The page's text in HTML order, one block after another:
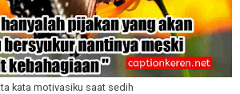
kata motivasiku saat sedih